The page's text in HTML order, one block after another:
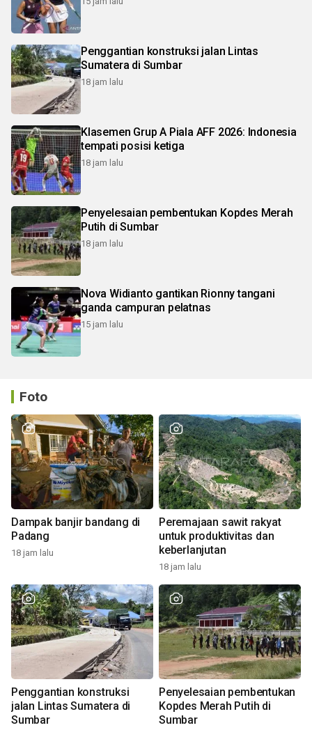
Penggantian konstruksi jalan Lintas
Sumatera di Sumbar
18 jam lalu
Klasemen Grup A Piala AFF 2026: Indonesia
tempati posisi ketiga
18 jam lalu
Penyelesaian pembentukan Kopdes Merah
Putih di Sumbar
18 jam lalu
Nova Widianto gantikan Rionny tangani
ganda campuran pelatnas
15 jam lalu
Foto
Dampak banjir bandang di
Padang
18 jam lalu
Peremajaan sawit rakyat
untuk produktivitas dan
keberlanjutan
18 jam lalu
Penggantian konstruksi
jalan Lintas Sumatera di
Sumbar
Penyelesaian pembentukan
Kopdes Merah Putih di
Sumbar